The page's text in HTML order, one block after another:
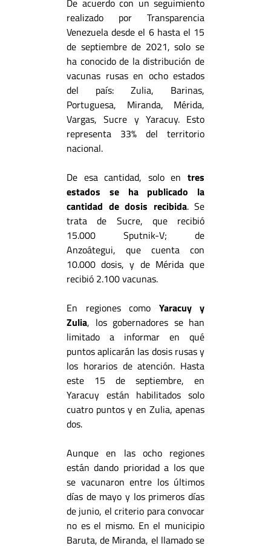
De acuerdo con un seguimiento
realizado por Transparencia
Venezuela desde el 6 hasta el 15
de septiembre de 2021, solo se
ha conocido de la distribución de
vacunas rusas en ocho estados
del país: Zulia, Barinas,
Portuguesa, Miranda, Mérida,
Vargas, Sucre y Yaracuy. Esto
representa 33% del territorio
nacional.
De esa cantidad, solo en tres
estados se ha publicado la
cantidad de dosis recibida. Se
trata de Sucre, que recibió
15.000 Sputnik-V; de
Anzoátegui, que cuenta con
10.000 dosis, y de Mérida que
recibió 2.100 vacunas.
En regiones como Yaracuy y
Zulia, los gobernadores se han
limitado a informar en qué
puntos aplicarán las dosis rusas y
los horarios de atención. Hasta
este 15 de septiembre, en
Yaracuy están habilitados solo
cuatro puntos y en Zulia, apenas
dos.
Aunque en las ocho regiones
están dando prioridad a los que
se vacunaron entre los últimos
días de mayo y los primeros días
de junio, el criterio para convocar
no es el mismo. En el municipio
Baruta, de Miranda, el llamado se